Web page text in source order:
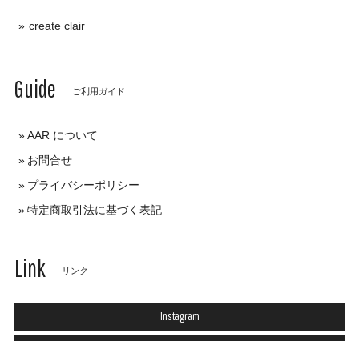
create clair
Guide ご利用ガイド
AAR について
お問合せ
プライバシーポリシー
特定商取引法に基づく表記
Link リンク
Instagram